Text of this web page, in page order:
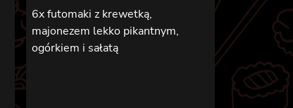
6x futomaki z krewetką,
majonezem lekko pikantnym,
ogórkiem i sałatą